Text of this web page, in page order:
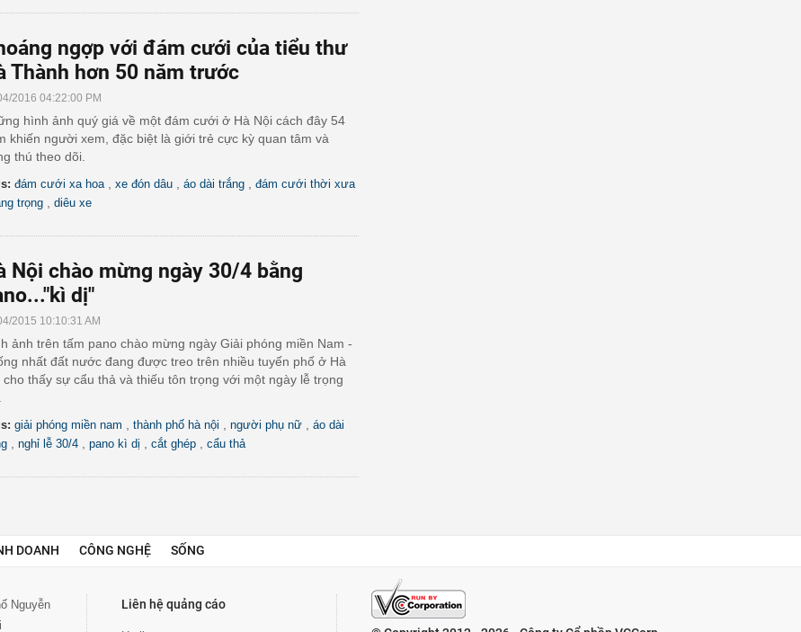
ngợp với đám cưới của tiểu thư
Thành hơn 50 năm trước
2016 04:22:00 PM
hình ảnh quý giá về một đám cưới ở Hà Nội cách đây 54
khiến người xem, đặc biệt là giới trẻ cực kỳ quan tâm và
thú theo dõi.
đám cưới xa hoa xe đón dâu áo dài trắng đám cưới thời xưa
trọng diêu xe
Nội chào mừng ngày 30/4 bằng
dị"
2015 10:10:31 AM
ảnh trên tấm pano chào mừng ngày Giải phóng miền Nam -
nhất đất nước đang được treo trên nhiều tuyến phố ở Hà
cho thấy sự cẩu thả và thiếu tôn trọng với một ngày lễ trọng
giải phóng miền nam thành phố hà nội người phụ nữ
áo dài
nghỉ lễ 30/4 pano kì dị cắt ghép cẩu thả
DOANH CÔNG NGHỆ SỐNG
Nguyễn
Liên hệ quảng cáo